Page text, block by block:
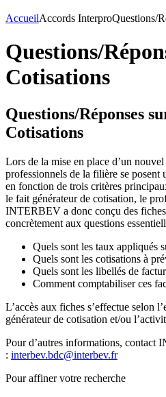
AccueilAccords InterproQuestions/
Questions/
Cotisations
Questions/Réponses
Cotisations
Lors de la mise en place d’un
professionnels de la filière se posent
en fonction de trois critères
le fait générateur de cotisation, le
INTERBEV a donc conçu des
concrètement aux questions
Quels sont les taux appliqués
Quels sont les cotisations à
Quels sont les libellés de
Comment comptabiliser ces
L’accès aux fiches s’effectue selon
générateur de cotisation et/ou
Pour d’autres informations, contact
: interbev.bdc@interbev.fr
Pour affiner votre recherche